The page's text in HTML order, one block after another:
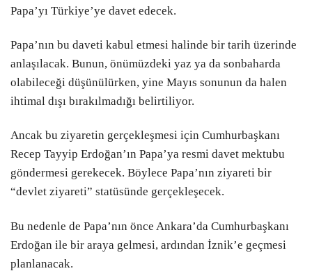
Papa’yı Türkiye’ye davet edecek.
Papa’nın bu daveti kabul etmesi halinde bir tarih üzerinde
anlaşılacak. Bunun, önümüzdeki yaz ya da sonbaharda
olabileceği düşünülürken, yine Mayıs sonunun da halen
ihtimal dışı bırakılmadığı belirtiliyor.
Ancak bu ziyaretin gerçekleşmesi için Cumhurbaşkanı
Recep Tayyip Erdoğan’ın Papa’ya resmi davet mektubu
göndermesi gerekecek. Böylece Papa’nın ziyareti bir
“devlet ziyareti” statüsünde gerçekleşecek.
Bu nedenle de Papa’nın önce Ankara’da Cumhurbaşkanı
Erdoğan ile bir araya gelmesi, ardından İznik’e geçmesi
planlanacak.